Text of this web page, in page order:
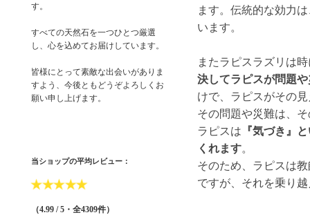
ます。伝統的な効力
います。
決してラピスが問題
けで、ラピスがその
その問題や災難は、
ラピスは 『気づき』
くれます。
そのため、ラピスは
ですが、それを乗り
す。
すべての天然石を一つひとつ厳選
し、心を込めてお届けしています。
皆様にとって素敵な出会いがありま
すよう、今後ともどうぞよろしくお
当ショップの平均レビュー：
★★★★★
（4.99 / 5・全4309件）